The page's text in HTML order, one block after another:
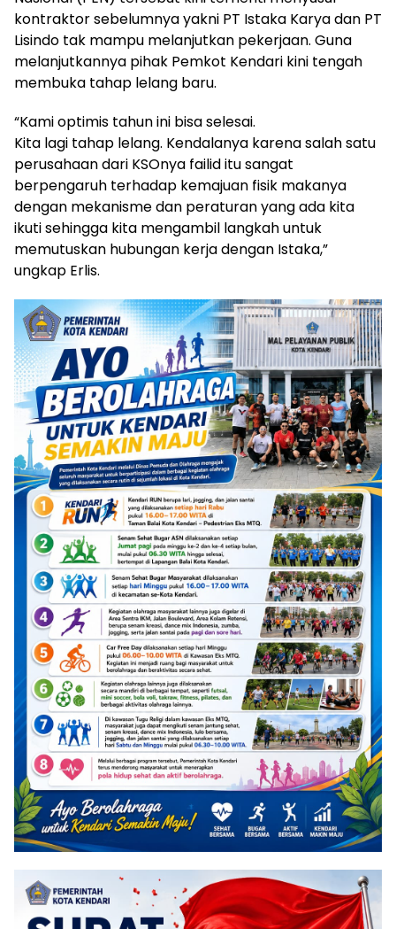
kontraktor sebelumnya yakni PT Istaka Karya dan PT
Lisindo tak mampu melanjutkan pekerjaan. Guna
melanjutkannya pihak Pemkot Kendari kini tengah
membuka tahap lelang baru.
“Kami optimis tahun ini bisa selesai.
Kita lagi tahap lelang. Kendalanya karena salah satu
perusahaan dari KSOnya failid itu sangat
berpengaruh terhadap kemajuan fisik makanya
dengan mekanisme dan peraturan yang ada kita
ikuti sehingga kita mengambil langkah untuk
memutuskan hubungan kerja dengan Istaka,”
ungkap Erlis.